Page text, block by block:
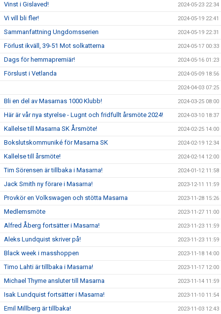
Vinst i Gislaved! 2024-05-23 22:34
Vi vill bli fler! 2024-05-19 22:41
Sammanfattning Ungdomsserien 2024-05-19 22:31
Förlust ikväll, 39-51 Mot solkatterna 2024-05-17 00:33
Dags för hemmapremiär! 2024-05-16 01:23
Förslust i Vetlanda 2024-05-09 18:56
2024-04-03 07:25
Bli en del av Masarnas 1000 Klubb! 2024-03-25 08:00
Här är vår nya styrelse - Lugnt och fridfullt årsmöte 2024! 2024-03-10 18:37
Kallelse till Masarna SK Årsmöte! 2024-02-25 14:00
Bokslutskommuniké för Masarna SK 2024-02-19 12:34
Kallelse till årsmöte! 2024-02-14 12:00
Tim Sörensen är tillbaka i Masarna! 2024-01-12 11:58
Jack Smith ny förare i Masarna! 2023-12-11 11:59
Provkör en Volkswagen och stötta Masarna 2023-11-28 15:26
Medlemsmöte 2023-11-27 11:00
Alfred Åberg fortsätter i Masarna! 2023-11-23 11:59
Aleks Lundquist skriver på! 2023-11-23 11:59
Black week i masshoppen 2023-11-18 14:00
Timo Lahti är tillbaka i Masarna! 2023-11-17 12:00
Michael Thyme ansluter till Masarna 2023-11-14 11:59
Isak Lundquist fortsätter i Masarna! 2023-11-10 11:54
Emil Millberg är tillbaka! 2023-11-03 12:43